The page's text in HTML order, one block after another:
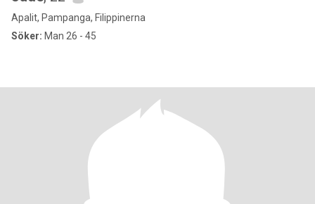
Apalit, Pampanga, Filippinerna
Söker: Man 26 - 45